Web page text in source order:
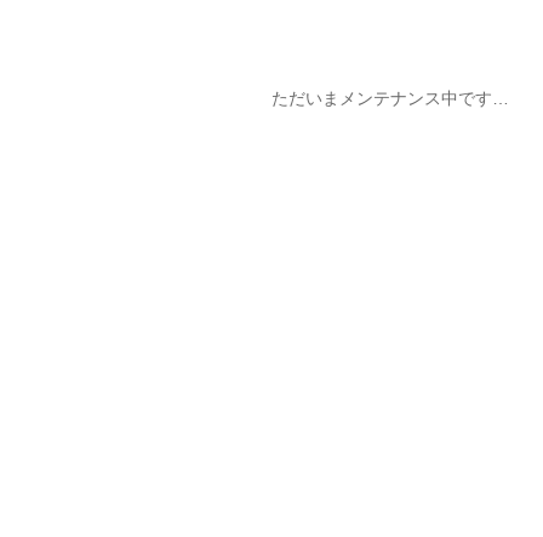
ただいまメンテナンス中です…